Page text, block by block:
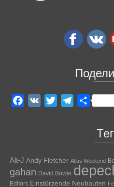
Facebook
VK Twitter Telegram
Alt-J Andy Fletcher Atlas Weekend
gahan David Bowie
Editors Einstürzende Neubauten